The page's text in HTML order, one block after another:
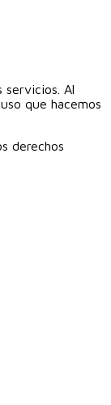
servicios. Al
que hacemos
derechos